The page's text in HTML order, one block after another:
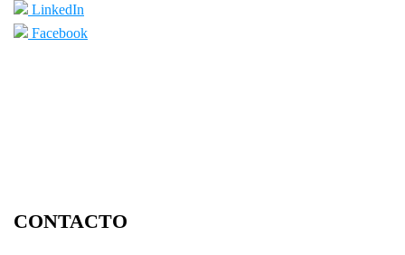
LinkedIn
Facebook
CONTACTO